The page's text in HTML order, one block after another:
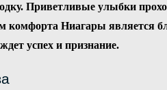
Приветливые улыбки
Ниагары является
успех и признание.